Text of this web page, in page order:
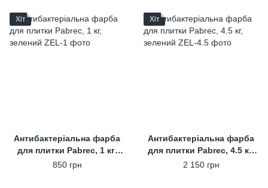
Хіт
Антибактеріальна фарба
для плитки Pabrec, 1 кг,
зелений
850 грн
Хіт
Антибактеріальна фарба
для плитки Pabrec, 4.5 кг,
зелений
2 150 грн